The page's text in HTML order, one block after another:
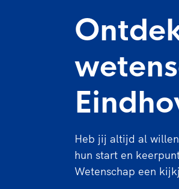
Heb jij altijd al
hun start en
Wetenschap een